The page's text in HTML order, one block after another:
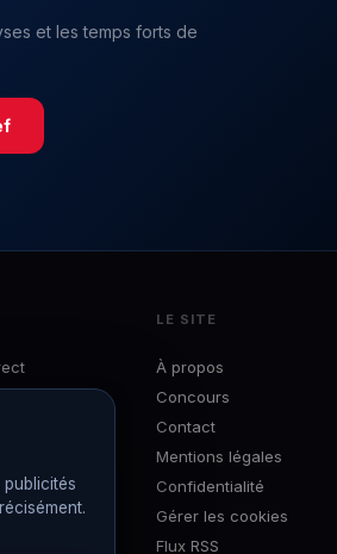
et les temps forts de
LE SITE
À propos
Concours
Contact
Mentions légales
Confidentialité
Gérer les cookies
Flux RSS